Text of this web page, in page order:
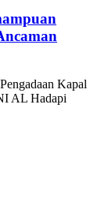
Kapal
AL Hadapi